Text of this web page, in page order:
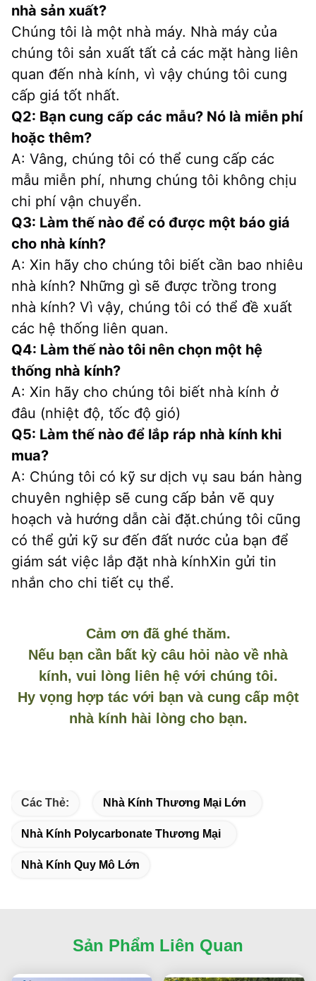
nhà sản xuất?
Chúng tôi là một nhà máy. Nhà máy của
chúng tôi sản xuất tất cả các mặt hàng liên
quan đến nhà kính, vì vậy chúng tôi cung
cấp giá tốt nhất.
Q2: Bạn cung cấp các mẫu? Nó là miễn phí
hoặc thêm?
A: Vâng, chúng tôi có thể cung cấp các
mẫu miễn phí, nhưng chúng tôi không chịu
chi phí vận chuyển.
Q3: Làm thế nào để có được một báo giá
cho nhà kính?
A: Xin hãy cho chúng tôi biết cần bao nhiêu
nhà kính? Những gì sẽ được trồng trong
nhà kính? Vì vậy, chúng tôi có thể đề xuất
các hệ thống liên quan.
Q4: Làm thế nào tôi nên chọn một hệ
thống nhà kính?
A: Xin hãy cho chúng tôi biết nhà kính ở
đâu (nhiệt độ, tốc độ gió)
Q5: Làm thế nào để lắp ráp nhà kính khi
mua?
A: Chúng tôi có kỹ sư dịch vụ sau bán hàng
chuyên nghiệp sẽ cung cấp bản vẽ quy
hoạch và hướng dẫn cài đặt.chúng tôi cũng
có thể gửi kỹ sư đến đất nước của bạn để
giám sát việc lắp đặt nhà kínhXin gửi tin
nhắn cho chi tiết cụ thể.
Cảm ơn đã ghé thăm.
Nếu bạn cần bất kỳ câu hỏi nào về nhà
kính, vui lòng liên hệ với chúng tôi.
Hy vọng hợp tác với bạn và cung cấp một
nhà kính hài lòng cho bạn.
Các Thẻ: Nhà Kính Thương Mại Lớn
Nhà Kính Polycarbonate Thương Mại
Nhà Kính Quy Mô Lớn
Sản Phẩm Liên Quan